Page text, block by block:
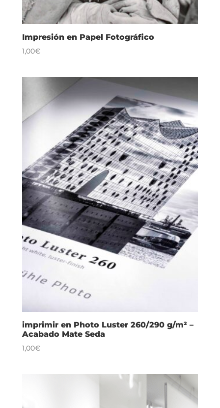
Impresión en Papel Fotográfico
1,00€
imprimir en Photo Luster 260/290 g/m² –
Acabado Mate Seda
1,00€